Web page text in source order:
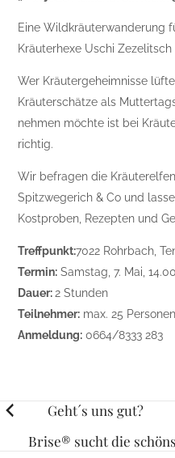
Eine Wildkräuterwanderung
Kräuterhexe Uschi Zezelitsch
Wer Kräutergeheimnisse
Kräuterschätze als
nehmen möchte ist bei
richtig.
Wir befragen die
Spitzwegerich & Co und
Kostproben, Rezepten und
Treffpunkt:7022 Rohrbach,
Termin: Samstag, 7. Mai,
Dauer: 2 Stunden
Teilnehmer: max. 25
Anmeldung: 0664/8333 283
Posts
navigation
Geht´s uns gut?
Brise® sucht die